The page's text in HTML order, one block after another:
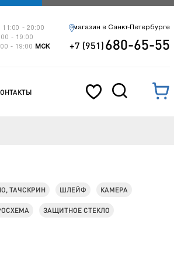
11:00 - 20:00
- 19:00
- 19:00
МСК
магазин в Санкт-Петербурге
+7 (951)680-65-55
ТАЧСКРИН ШЛЕЙФ КАМЕРА
ЗАЩИТНОЕ СТЕКЛО